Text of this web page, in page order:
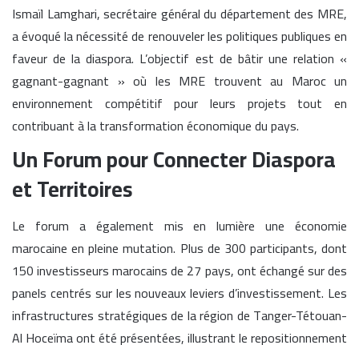
Ismaïl Lamghari, secrétaire général du département des MRE,
a évoqué la nécessité de renouveler les politiques publiques en
faveur de la diaspora. L’objectif est de bâtir une relation «
gagnant-gagnant » où les MRE trouvent au Maroc un
environnement compétitif pour leurs projets tout en
contribuant à la transformation économique du pays.
Un Forum pour Connecter Diaspora
et Territoires
Le forum a également mis en lumière une économie
marocaine en pleine mutation. Plus de 300 participants, dont
150 investisseurs marocains de 27 pays, ont échangé sur des
panels centrés sur les nouveaux leviers d’investissement. Les
infrastructures stratégiques de la région de Tanger-Tétouan-
Al Hoceïma ont été présentées, illustrant le repositionnement